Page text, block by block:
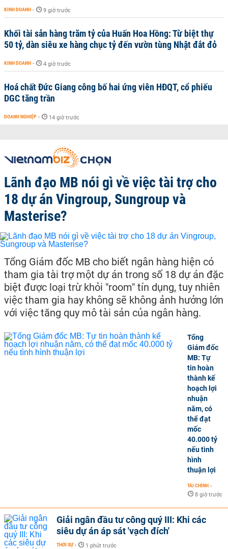
KINH DOANH - 9 giờ trước
Khối tài sản hàng trăm tỷ của Huấn Hoa Hồng: Từ biệt thự
50 tỷ, dàn siêu xe hàng chục tỷ đến vườn tùng Nhật đắt đỏ
KINH DOANH - 4 giờ trước
Hoá chất Đức Giang công bố hai ứng viên HĐQT, cổ phiếu
DGC tăng trần
DOANH NGHIỆP - 14 giờ trước
Lãnh đạo MB nói gì về việc tài trợ cho
18 dự án Vingroup, Sungroup và
Masterise?
Tổng Giám đốc MB cho biết ngân hàng hiện có
tham gia tài trợ một dự án trong số 18 dự án đặc
biệt được loại trừ khỏi "room" tín dụng, tuy nhiên
việc tham gia hay không sẽ không ảnh hưởng lớn
với việc tăng quy mô tài sản của ngân hàng.
Tổng
Giám đốc
MB: Tự
tin hoàn
thành kế
hoạch lợi
nhuận
năm, có
thể đạt
mốc
40.000 tỷ
nếu tình
hình
thuận lợi
TÀI CHÍNH -
8 giờ trước
Giải ngân đầu tư công quý III: Khi các
siêu dự án áp sát 'vạch đích'
THỜI SỰ - 1 phút trước